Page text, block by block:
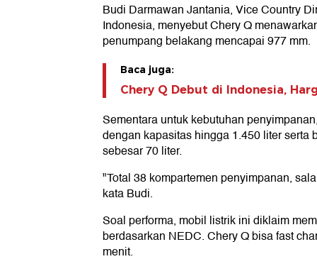
Budi Darmawan Jantania, Vice Country
Indonesia, menyebut Chery Q
penumpang belakang mencapai 977 mm.
Baca juga:
Chery Q Debut di Indonesia,
Sementara untuk kebutuhan
dengan kapasitas hingga 1.450 liter serta
sebesar 70 liter.
"Total 38 kompartemen penyimpanan,
kata Budi.
Soal performa, mobil listrik ini diklaim
berdasarkan NEDC. Chery Q bisa fast
menit.